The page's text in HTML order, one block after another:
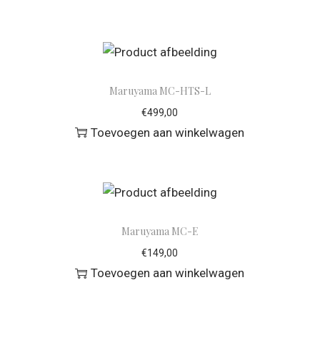
Maruyama MC-HTS-L
€499,00
Toevoegen aan winkelwagen
Maruyama MC-E
€149,00
Toevoegen aan winkelwagen